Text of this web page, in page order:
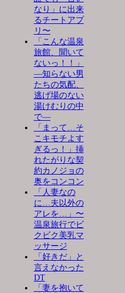
なり」に出来
るチートアプ
リ〜
「こんな温泉
旅館、聞いて
ないっ！！」
―知らない男
たちの気配、
逃げ場のない
湯けむりの中
で―
「まって…そ
こキモチよす
ぎるっ！」挿
れたがりな契
約カノジョの
奥をコンコン
「人妻なの
に…夫以外の
アレを…」〜
温泉旅行でビ
クビク美乳マ
ッサージ
「好きだ」と
言えなかった
DT
「妻を抱いて